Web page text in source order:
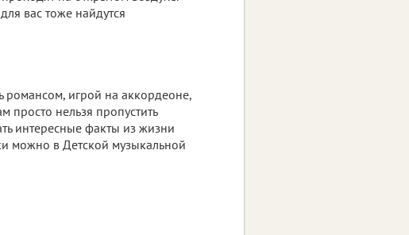
вас тоже найдутся
романсом, игрой на аккордеоне,
просто нельзя пропустить
интересные факты из жизни
можно в Детской музыкальной